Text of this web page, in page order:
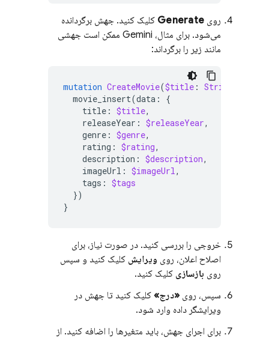
روی Generate کلیک کنید. جهش برگردانده
می‌شود. برای مثال، Gemini ممکن است جهشی
مانند زیر را برگرداند:
mutation CreateMovie($title : String
movie_insert(data :
{
title : $title,
releaseYear : $releaseYear,
genre : $genre,
rating : $rating,
description : $description,
imageUrl : $imageUrl,
tags : $tags
})
}
خروجی را بررسی کنید. در صورت نیاز، برای
اصلاح اعلان، روی ویرایش کلیک کنید و سپس
روی بازسازی کلیک کنید.
سپس، روی «درج» کلیک کنید تا جهش در
ویرایشگر داده وارد شود.
برای اجرای جهش، باید متغیرها را اضافه کنید. از